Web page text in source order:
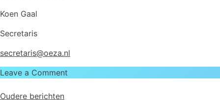
Koen Gaal
Secretaris
secretaris@oeza.nl
Leave a Comment
Oudere berichten